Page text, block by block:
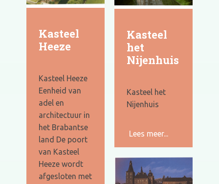
Kasteel
Heeze
Kasteel Heeze
Eenheid van
adel en
architectuur in
het Brabantse
land De poort
van Kasteel
Heeze wordt
afgesloten met
Kasteel
het
Nijenhuis
Kasteel het
Nijenhuis
Lees meer...